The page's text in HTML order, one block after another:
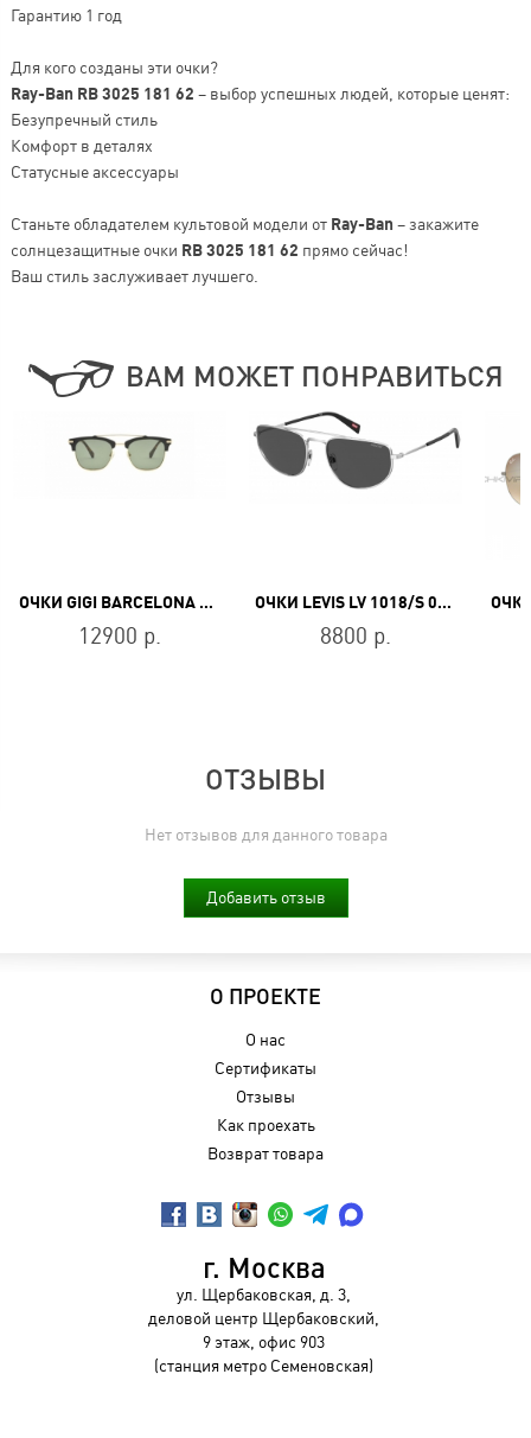
Гарантию 1 год
Для кого созданы эти очки?
Ray-Ban RB 3025 181 62 – выбор успешных людей, которые ценят:
Безупречный стиль
Комфорт в деталях
Статусные аксессуары
Станьте обладателем культовой модели от Ray-Ban – закажите
солнцезащитные очки RB 3025 181 62 прямо сейчас!
Ваш стиль заслуживает лучшего.
ВАМ МОЖЕТ ПОНРАВИТЬСЯ
ОЧКИ GIGI BARCELONA JUPITER 6208/1
12900 р.
ОЧКИ LEVIS LV 1018/S 010/IR
8800 р.
ОТЗЫВЫ
Нет отзывов для данного товара
Добавить отзыв
О ПРОЕКТЕ
О нас
Сертификаты
Отзывы
Как проехать
Возврат товара
г. Москва
ул. Щербаковская, д. 3,
деловой центр Щербаковский,
9 этаж, офис 903
(станция метро Семеновская)